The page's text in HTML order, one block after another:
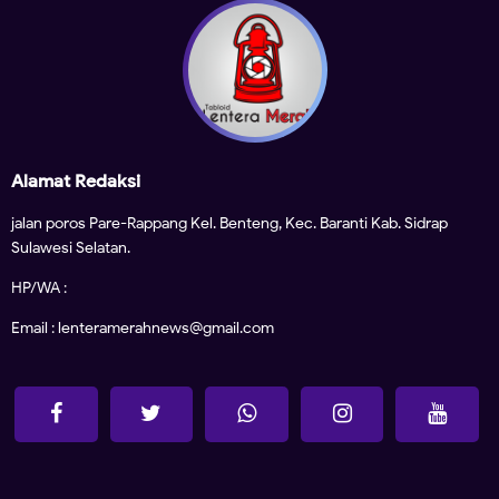
Alamat Redaksi
jalan poros Pare-Rappang Kel. Benteng, Kec. Baranti Kab. Sidrap
Sulawesi Selatan.
HP/WA :
Email : lenteramerahnews@gmail.com